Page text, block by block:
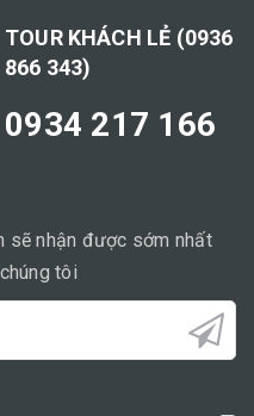
TOUR KHÁCH LẺ (0936
866 343)
0934 217 166
sẽ nhận được sớm nhất
tôi